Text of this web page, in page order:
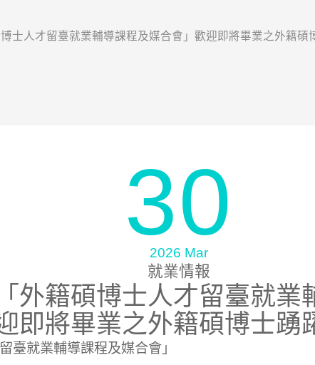
博士人才留臺就業輔導課程及媒合會」歡迎即將畢業之外籍碩
30
2026 Mar
就業情報
外籍碩博士人才留臺就業
即將畢業之外籍碩博士踴
臺就業輔導課程及媒合會」